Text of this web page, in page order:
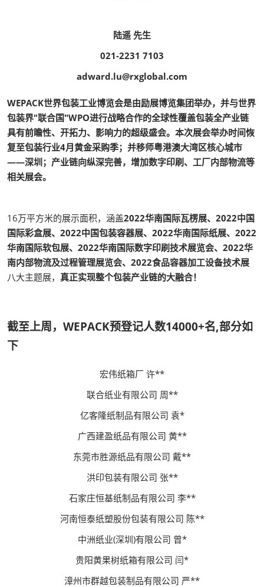
陆遥 先生
021-2231 7103
adward.lu@rxglobal.com
WEPACK世界包装工业博览会是由励展博览集团举办，并与世界
包装界"联合国"WPO进行战略合作的全球性覆盖包装全产业链
具有前瞻性、开拓力、影响力的超级盛会。本次展会举办时间恢
复至包装行业4月黄金采购季；并移师粤港澳大湾区核心城市
——深圳；产业链向纵深完善，增加数字印刷、工厂内部物流等
相关展会。
16万平方米的展示面积，涵盖2022华南国际瓦楞展、2022中国
国际彩盒展、2022中国包装容器展、2022华南国际纸展、2022
华南国际软包展、2022华南国际数字印刷技术展览会、2022华
南内部物流及过程管理展览会、2022食品容器加工设备技术展
八大主题展， 真正实现整个包装产业链的大融合！
截至上周，WEPACK预登记人数14000+名,部分如
下
宏伟纸箱厂 许**
联合纸业有限公司 周**
亿客隆纸制品有限公司 袁*
广西建盈纸品有限公司 黄**
东莞市胜源纸品有限公司 戴**
洪印包装有限公司 张**
石家庄恒基纸制品有限公司 李**
河南恒泰纸塑股份包装有限公司 陈**
中洲纸业(深圳)有限公司 曾*
贵阳黄果树纸箱有限公司 闫*
漳州市群越包装制品有限公司 严**